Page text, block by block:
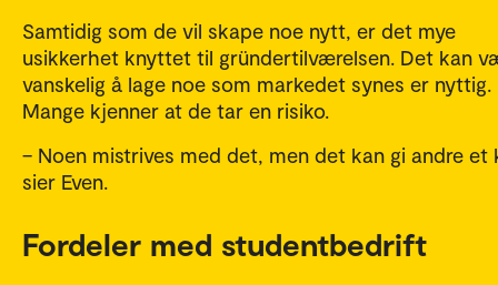
Samtidig som de vil skape noe nytt, er det mye
usikkerhet knyttet til gründertilværelsen. Det kan
vanskelig å lage noe som markedet synes er nyttig.
Mange kjenner at de tar en risiko.
– Noen mistrives med det, men det kan gi andre et
sier Even.
Fordeler med studentbedrift